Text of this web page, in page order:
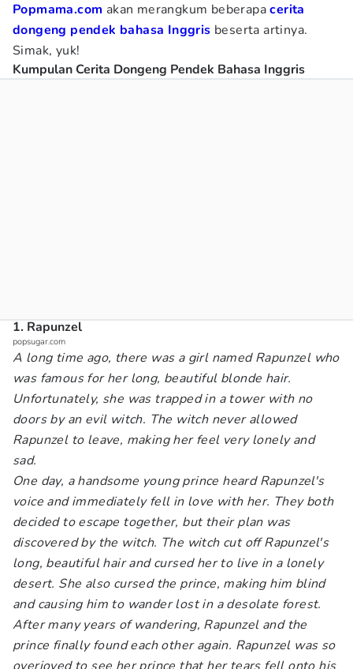
Popmama.com akan merangkum beberapacerita
dongeng pendek bahasa Inggris beserta artinya.
Simak, yuk!
Kumpulan Cerita Dongeng Pendek Bahasa Inggris
1. Rapunzel
popsugar.com
A long time ago, there was a girl named Rapunzel who
was famous for her long, beautiful blonde hair.
Unfortunately, she was trapped in a tower with no
doors by an evil witch. The witch never allowed
Rapunzel to leave, making her feel very lonely and
sad.
One day, a handsome young prince heard Rapunzel's
voice and immediately fell in love with her. They both
decided to escape together, but their plan was
discovered by the witch. The witch cut off Rapunzel's
long, beautiful hair and cursed her to live in a lonely
desert. She also cursed the prince, making him blind
and causing him to wander lost in a desolate forest.
After many years of wandering, Rapunzel and the
prince finally found each other again. Rapunzel was so